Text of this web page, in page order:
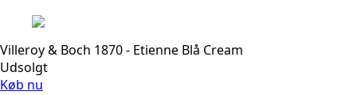
Villeroy & Boch 1870 - Etienne Blå Cream
Udsolgt
Køb nu